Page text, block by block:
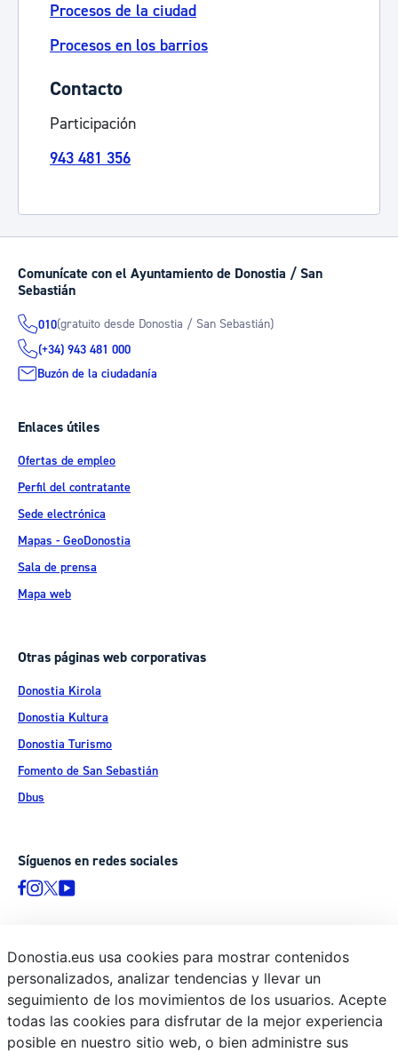
Procesos de la ciudad
Procesos en los barrios
Contacto
Participación
943 481 356
Comunícate con el Ayuntamiento de Donostia / San
Sebastián
010(gratuito desde Donostia / San Sebastián)
(+34) 943 481 000
Buzón de la ciudadanía
Enlaces útiles
Ofertas de empleo
Perfil del contratante
Sede electrónica
Mapas - GeoDonostia
Sala de prensa
Mapa web
Otras páginas web corporativas
Donostia Kirola
Donostia Kultura
Donostia Turismo
Fomento de San Sebastián
Dbus
Síguenos en redes sociales
© Donostiako Udala - Ayuntamiento de Donostia / San Sebastián
Ijentea 1, 20003 Donostia / San Sebastián
Aviso legal
Política de privacidad
Donostia.eus usa cookies para mostrar contenidos
personalizados, analizar tendencias y llevar un
seguimiento de los movimientos de los usuarios. Acepte
todas las cookies para disfrutar de la mejor experiencia
posible en nuestro sitio web, o bien administre sus